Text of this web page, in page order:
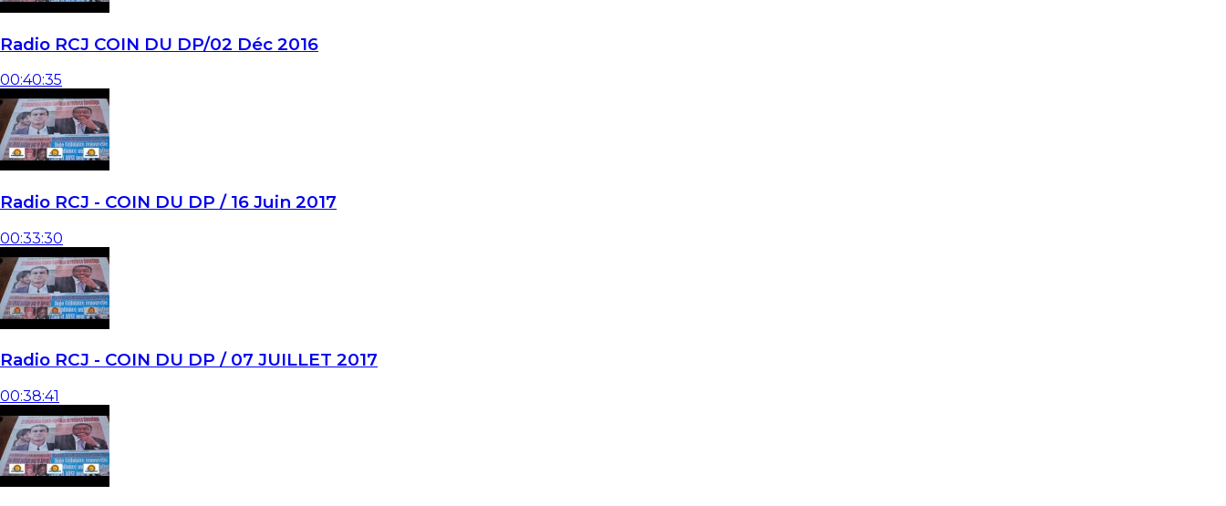
Radio RCJ COIN DU DP/02 Déc 2016
00:40:35
Radio RCJ - COIN DU DP / 16 Juin 2017
00:33:30
Radio RCJ - COIN DU DP / 07 JUILLET 2017
00:38:41